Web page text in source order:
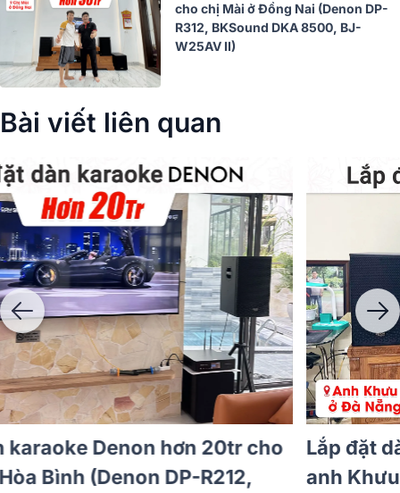
cho chị Mài ở Đồng Nai (Denon DP-
R312, BKSound DKA 8500, BJ-
W25AV II)
Bài viết liên quan
Lắp đặt dàn karaoke Denon hơn 28tr cho
Đoàn tại Hà Nội (Denon DP-R212,